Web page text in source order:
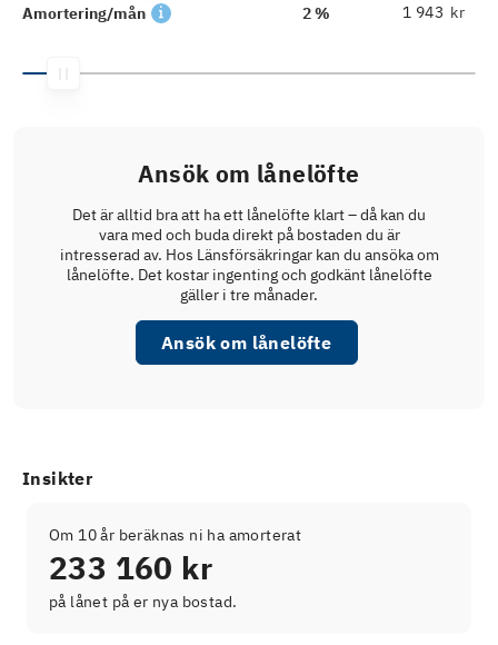
Amortering/mån 2 % kr
Ansök om lånelöfte
Det är alltid bra att ha ett lånelöfte klart – då kan du
vara med och buda direkt på bostaden du är
intresserad av. Hos Länsförsäkringar kan du ansöka om
lånelöfte. Det kostar ingenting och godkänt lånelöfte
gäller i tre månader.
Ansök om lånelöfte
Insikter
Om 10 år beräknas ni ha amorterat
233 160 kr
på lånet på er nya bostad.